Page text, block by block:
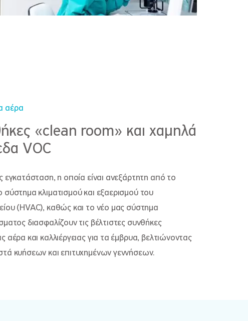
αέρα
«clean room» και χαμηλά
VOC
εγκατάσταση, η οποία είναι ανεξάρτητη από το
σύστημα κλιματισμού και εξαερισμού του
(HVAC), καθώς και το νέο μας σύστημα
διασφαλίζουν τις βέλτιστες συνθήκες
αέρα και καλλιέργειας για τα έμβρυα, βελτιώνοντας
κυήσεων και επιτυχημένων γεννήσεων.